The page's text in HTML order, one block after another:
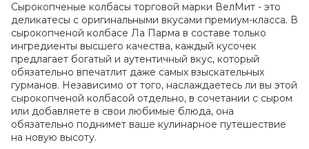
Сырокопченые колбасы торговой марки ВелМит - это
деликатесы с оригинальными вкусами премиум-класса. В
сырокопченой колбасе Ла Парма в составе только
ингредиенты высшего качества, каждый кусочек
предлагает богатый и аутентичный вкус, который
обязательно впечатлит даже самых взыскательных
гурманов. Независимо от того, наслаждаетесь ли вы этой
сырокопченой колбасой отдельно, в сочетании с сыром
или добавляете в свои любимые блюда, она
обязательно поднимет ваше кулинарное путешествие
на новую высоту.